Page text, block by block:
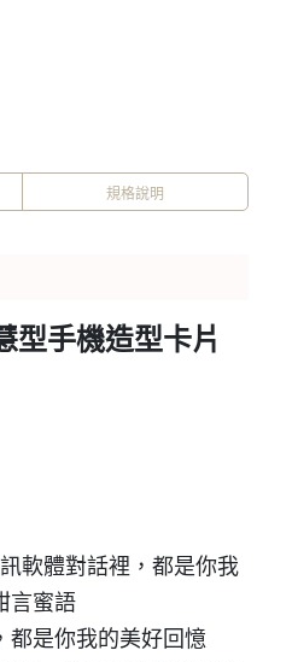
規格說明
型手機造型卡片
軟體對話裡，都是你我
言蜜語
都是你我的美好回憶